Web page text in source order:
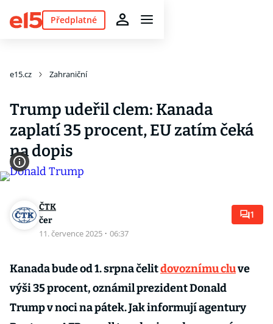
Předplatné
e15.cz Zahraniční
Trump udeřil clem: Kanada
zaplatí 35 procent, EU zatím čeká
na dopis
ČTK
čer
11. července 2025 · 06:37
1
Kanada bude od 1. srpna čelitdovoznímu cluve
výši 35 procent, oznámil prezident Donald
Trump v noci na pátek. Jak informují agentury